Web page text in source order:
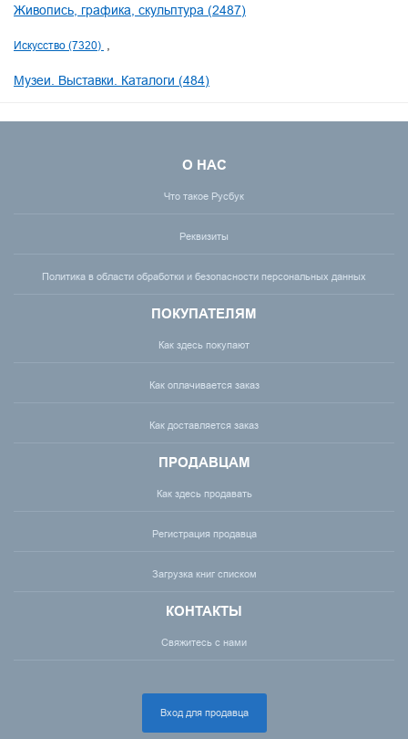
Живопись, графика, скульптура (2487)
Искусство (7320)
Музеи. Выставки. Каталоги (484)
О НАС
Что такое Русбук
Реквизиты
Политика в области обработки и безопасности персональных данных
ПОКУПАТЕЛЯМ
Как здесь покупают
Как оплачивается заказ
Как доставляется заказ
ПРОДАВЦАМ
Как здесь продавать
Регистрация продавца
Загрузка книг списком
КОНТАКТЫ
Свяжитесь с нами
Вход для продавца